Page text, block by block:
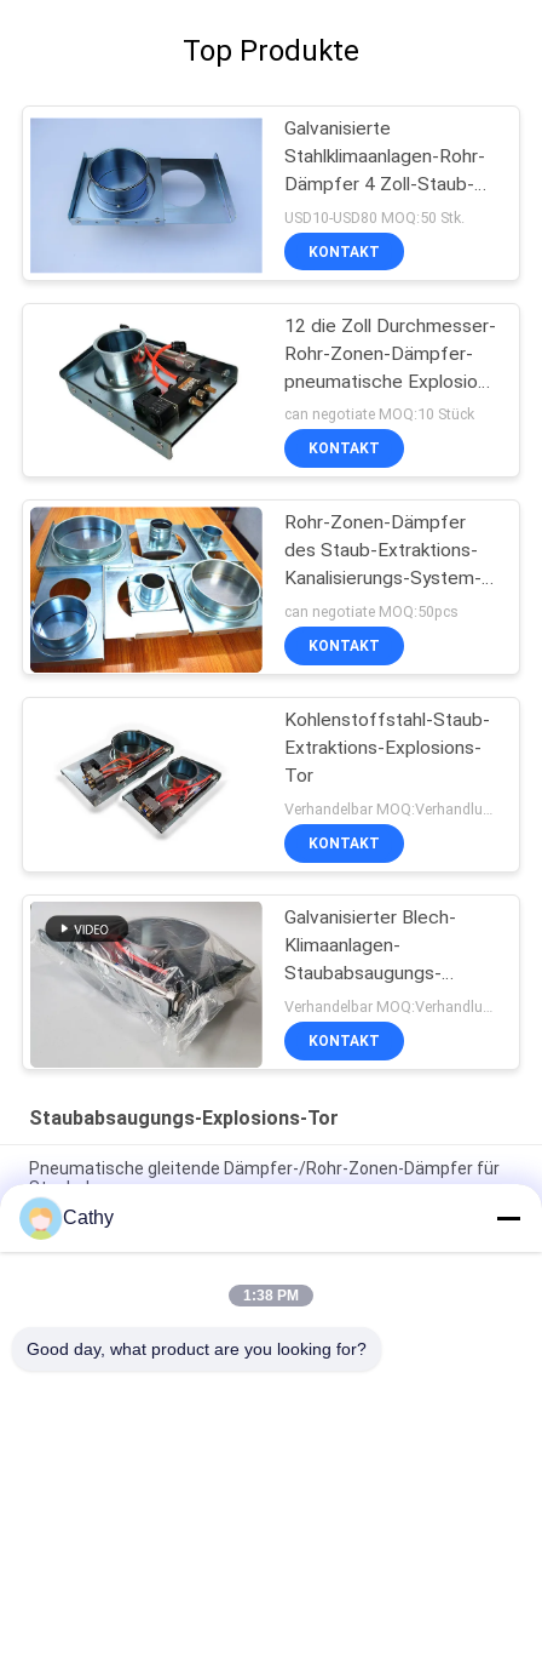
Top Produkte
Galvanisierte
Stahlklimaanlagen-Rohr-
Dämpfer 4 Zoll-Staub-
Kollektor-Explosions-Tor
USD10-USD80 MOQ:50 Stk.
KONTAKT
12 die Zoll Durchmesser-
Rohr-Zonen-Dämpfer-
pneumatische Explosion
versieht Hvac-Zonen-
Dämpfer mit einem
Gatter
can negotiate MOQ:10 Stück
KONTAKT
Rohr-Zonen-Dämpfer
des Staub-Extraktions-
Kanalisierungs-System-
300mm
can negotiate MOQ:50pcs
KONTAKT
Kohlenstoffstahl-Staub-
Extraktions-Explosions-
Tor
KONTAKT
Galvanisierter Blech-
Klimaanlagen-
Staubabsaugungs-
Explosions-Flugsteig
80mm-300mm
KONTAKT
Staubabsaugungs-Explosions-Tor
Pneumatische gleitende Dämpfer-/Rohr-Zonen-Dämpfer für
Staubabsaugung
Kreis galvanisiertes Stahlrohr-Zonen-Dämpfer-
pneumatisches Explosions-Tor für Lüftungsanlage
Entstaubungssystem 80mm Hvac-Rohr-Zonen-Dämpfer-
Cathy
1:38 PM
Good day, what product are you looking for?